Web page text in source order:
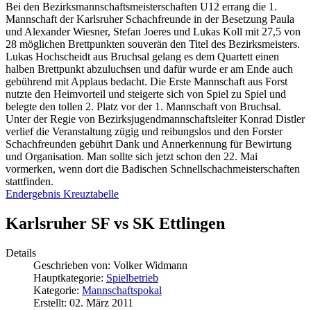
Bei den Bezirksmannschaftsmeisterschaften U12 errang die 1.
Mannschaft der Karlsruher Schachfreunde in der Besetzung Paula
und Alexander Wiesner, Stefan Joeres und Lukas Koll mit 27,5 von
28 möglichen Brettpunkten souverän den Titel des Bezirksmeisters.
Lukas Hochscheidt aus Bruchsal gelang es dem Quartett einen
halben Brettpunkt abzuluchsen und dafür wurde er am Ende auch
gebührend mit Applaus bedacht. Die Erste Mannschaft aus Forst
nutzte den Heimvorteil und steigerte sich von Spiel zu Spiel und
belegte den tollen 2. Platz vor der 1. Mannschaft von Bruchsal.
Unter der Regie von Bezirksjugendmannschaftsleiter Konrad Distler
verlief die Veranstaltung zügig und reibungslos und den Forster
Schachfreunden gebührt Dank und Annerkennung für Bewirtung
und Organisation. Man sollte sich jetzt schon den 22. Mai
vormerken, wenn dort die Badischen Schnellschachmeisterschaften
stattfinden.
Endergebnis Kreuztabelle
Karlsruher SF vs SK Ettlingen
Details
Geschrieben von: Volker Widmann
Hauptkategorie: Spielbetrieb
Kategorie: Mannschaftspokal
Erstellt: 02. März 2011